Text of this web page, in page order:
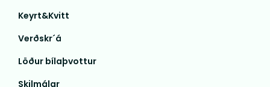
Keyrt&Kvitt
Verðskr´á
Löður bílaþvottur
Skilmálar